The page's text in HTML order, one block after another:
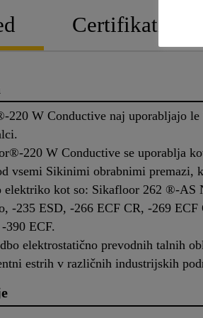
Certifikati
220 W Conductive naj uporabljajo le
220 W Conductive se uporablja
vsemi Sikinimi obrabnimi premazi,
elektriko kot so: Sikafloor 262 ®-AS
-235 ESD, -266 ECF CR, -269 ECF
390 ECF.
elektrostatično prevodnih talnih
estrih v različnih industrijskih